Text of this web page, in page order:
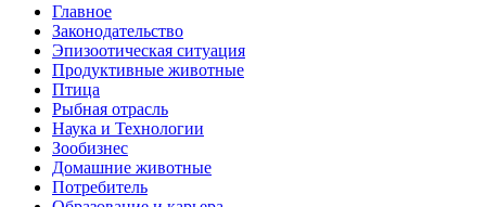
Главное
Законодательство
Эпизоотическая ситуация
Продуктивные животные
Птица
Рыбная отрасль
Наука и Технологии
Зообизнес
Домашние животные
Потребитель